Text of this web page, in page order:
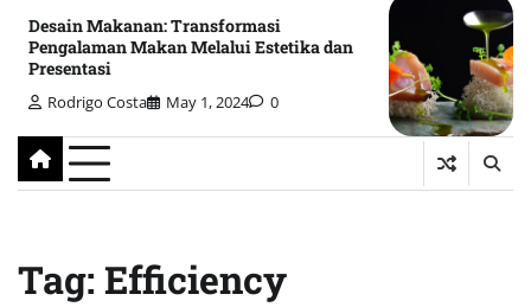
Desain Makanan: Transformasi
Pengalaman Makan Melalui Estetika dan
Presentasi
Rodrigo Costa May 1, 2024 0
Tag: Efficiency